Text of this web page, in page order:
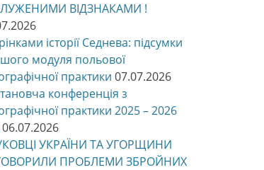
ВІДЗНАКАМИ !
історії Седнева: підсумки
модуля польової
практики 07.07.2026
конференція з
практики 2025 – 2026
06.07.2026
УКРАЇНИ ТА УГОРЩИНИ
ПРОБЛЕМИ ЗБРОЙНИХ